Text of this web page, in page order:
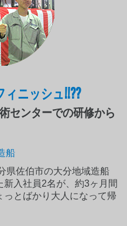
ィニッシュ!!??
センターでの研修から
船
県佐伯市の大分地域造船
入社員2名が、約3ヶ月間
とばかり大人になって帰